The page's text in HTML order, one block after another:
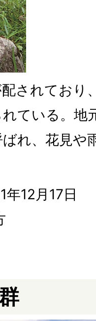
されており
ている。地
れ、花見や
年12月17日